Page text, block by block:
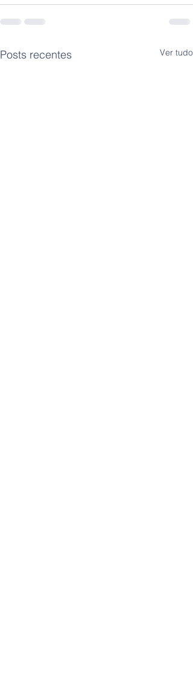
Posts recentes Ver tudo